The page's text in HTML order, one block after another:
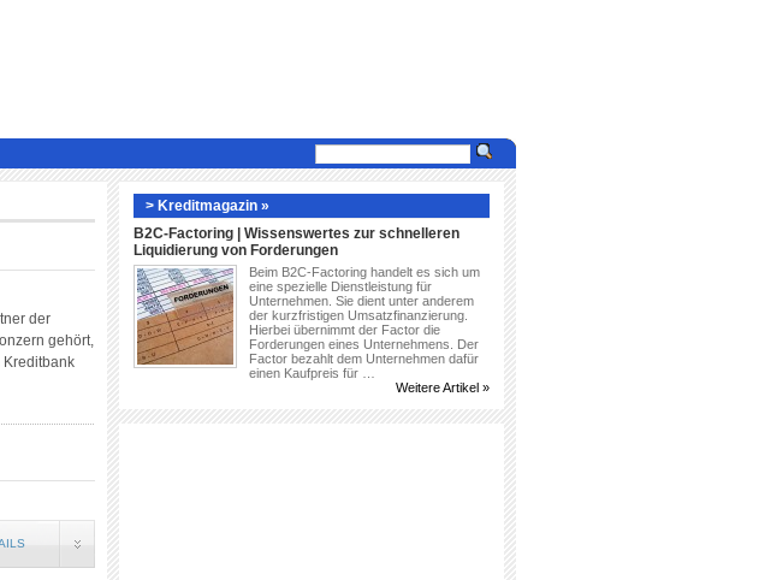
der
gehört,
Kreditbank
> Kreditmagazin »
B2C-Factoring | Wissenswertes zur schnelleren
Liquidierung von Forderungen
Beim B2C-Factoring handelt es sich um
eine spezielle Dienstleistung für
Unternehmen. Sie dient unter anderem
der kurzfristigen Umsatzfinanzierung.
Hierbei übernimmt der Factor die
Forderungen eines Unternehmens. Der
Factor bezahlt dem Unternehmen dafür
einen Kaufpreis für …
Weitere Artikel »